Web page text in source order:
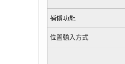
補償功能
位置輸入方式